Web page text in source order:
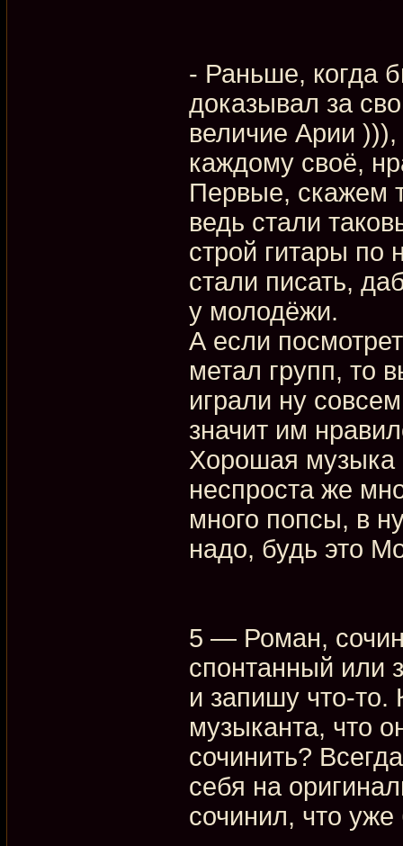
- Раньше, когда
доказывал за
величие Арии ))),
каждому своё,
Первые, скажем
ведь стали
строй гитары по
стали писать,
у молодёжи.
А если
метал групп, то
играли ну
значит им
Хорошая музыка
неспроста же
много попсы, в
надо, будь это
5 — Роман,
спонтанный или
и запишу что-то.
музыканта, что
сочинить?
себя на
сочинил, что